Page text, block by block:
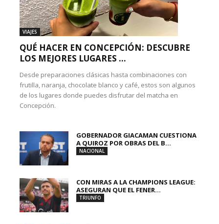
VIAJES
QUÉ HACER EN CONCEPCIÓN: DESCUBRE
LOS MEJORES LUGARES ...
Desde preparaciones clásicas hasta combinaciones con
frutilla, naranja, chocolate blanco y café, estos son algunos
de los lugares donde puedes disfrutar del matcha en
Concepción.
GOBERNADOR GIACAMAN CUESTIONA
A QUIROZ POR OBRAS DEL B...
NACIONAL
CON MIRAS A LA CHAMPIONS LEAGUE:
ASEGURAN QUE EL FENER...
TRIUNFO